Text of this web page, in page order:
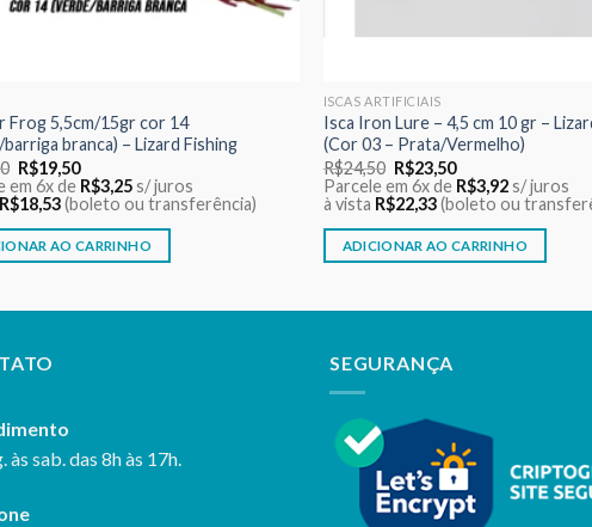
Frog 5,5cm/15gr cor 14
branca) – Lizard Fishing
O
preço
original
era:
R$20,00.
R$19,50O
preço
atual
é:
R$19,50.
em 6x de R$3,25s/ juros
R$18,53(boleto ou transferência)
AO CARRINHO
ISCAS ARTIFICIAIS
Isca Iron Lure – 4,5 cm 10 gr –
(Cor 03 – Prata/Vermelho)
R$24,50 O
preço
original
era:
R$24,50.
R$23,50O
preço
atual
é:
R$23,50.
Parcele em 6x de R$3,92s/ juros
à vista R$22,33(boleto ou
ADICIONAR AO CARRINHO
às sab. das 8h às 17h.
SEGURANÇA